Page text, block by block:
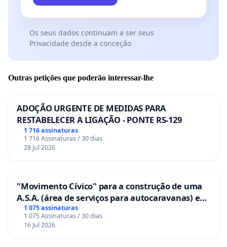
Os seus dados continuam a ser seus
Privacidade desde a conceção
Outras petições que poderão interessar-lhe
ADOÇÃO URGENTE DE MEDIDAS PARA
RESTABELECER A LIGAÇÃO - PONTE RS-129
1 716 assinaturas
1 716 Assinaturas / 30 dias
28 Jul 2026
"Movimento Cívico" para a construção de uma
A.S.A. (área de serviços para autocaravanas) em
Coimbra
1 075 assinaturas
1 075 Assinaturas / 30 dias
16 Jul 2026